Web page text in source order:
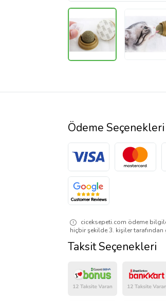
Ödeme Seçenekleri
ciceksepeti.com ödeme
hiçbir şekilde 3. kişiler
Taksit Seçenekleri